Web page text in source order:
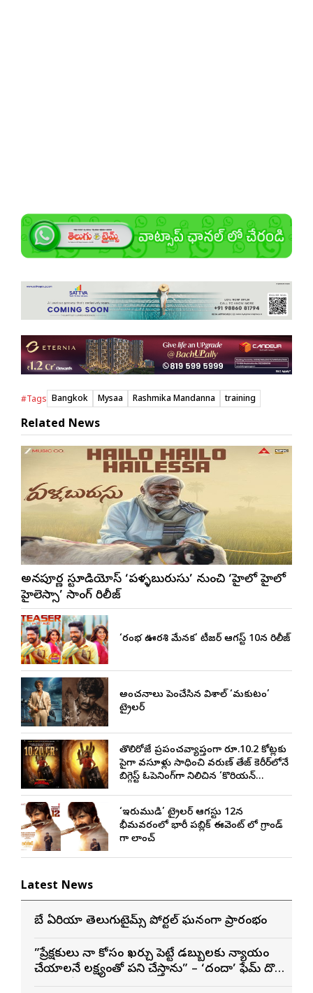
#Tags Bangkok Mysaa Rashmika Mandanna training
Related News
అన్నపూర్ణ స్టూడియోస్ ‘పళ్ళబురుసు’ నుంచి ‘హైలో హైలో
హైలెస్సా’ సాంగ్ రిలీజ్
‘రంభ ఊర్వశి మేనక’ టీజర్ ఆగస్ట్ 10న రిలీజ్
అంచనాలు పెంచేసిన విశాల్ ‘మకుటం’
ట్రైలర్
తొలిరోజే ప్రపంచవ్యాప్తంగా రూ.10.2 కోట్లకు
పైగా వసూళ్లు సాధించి వరుణ్ తేజ్ కెరీర్‌లోనే
బిగ్గెస్ట్ ఓపెనింగ్‌గా నిలిచిన ‘కొరియన్
‘ఇరుముడి’ ట్రైలర్ ఆగస్టు 12న
భీమవరంలో భారీ పబ్లిక్ ఈవెంట్ లో గ్రాండ్
గా లాంచ్
Latest News
బే ఏరియా తెలుగుటైమ్స్ పోర్టల్ ఘనంగా ప్రారంభం
”ప్రేక్షకులు నా కోసం ఖర్చు పెట్టే డబ్బులకు న్యాయం
చేయాలనే లక్ష్యంతో పని చేస్తాను” – ‘దందా’ ఫేమ్ దొర